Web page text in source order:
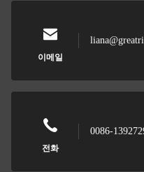
이메일
전화
0086-